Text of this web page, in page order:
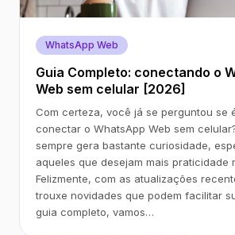
WhatsApp Web
Guia Completo: conectando o
Web sem celular [2026]
Com certeza, você já se perguntou se
conectar o WhatsApp Web sem
sempre gera bastante curiosidade,
aqueles que desejam mais praticidade
Felizmente, com as atualizações
trouxe novidades que podem facilitar
guia completo, vamos…